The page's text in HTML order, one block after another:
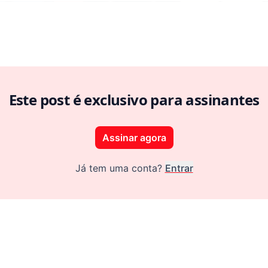
Este post é exclusivo para assinantes
Assinar agora
Já tem uma conta? Entrar